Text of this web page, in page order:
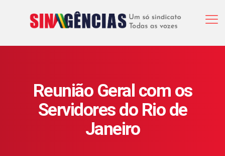
Reunião Geral com os
Servidores do Rio de
Janeiro